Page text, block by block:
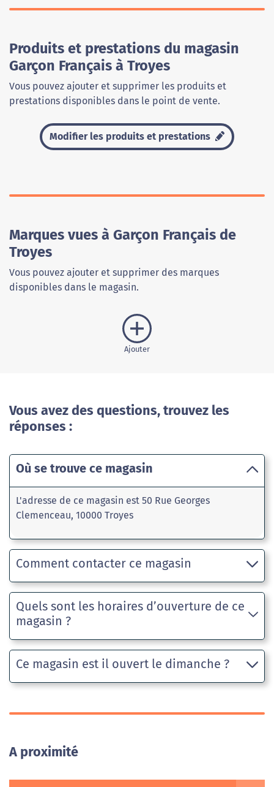
Produits et prestations du magasin
Garçon Français à Troyes
Vous pouvez ajouter et supprimer les produits et
prestations disponibles dans le point de vente.
Modifier les produits et prestations
Marques vues à Garçon Français de
Troyes
Vous pouvez ajouter et supprimer des marques
disponibles dans le magasin.
Ajouter
Vous avez des questions, trouvez les
réponses :
Où se trouve ce magasin
L'adresse de ce magasin est 50 Rue Georges
Clemenceau, 10000 Troyes
Comment contacter ce magasin
Quels sont les horaires d’ouverture de ce
magasin ?
Ce magasin est il ouvert le dimanche ?
A proximité